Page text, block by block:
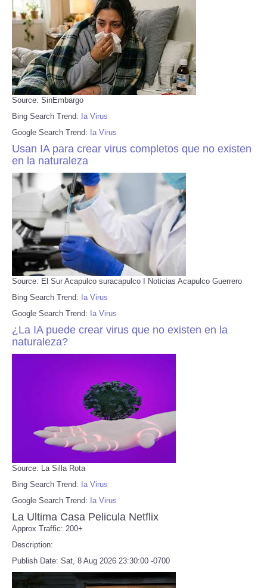
Source: SinEmbargo
Bing Search Trend: Ia Virus
Google Search Trend: Ia Virus
Usan IA para crear virus completos que no existen
en la naturaleza
Source: El Sur Acapulco suracapulco I Noticias Acapulco Guerrero
Bing Search Trend: Ia Virus
Google Search Trend: Ia Virus
¿La IA puede crear virus que no existen en la
naturaleza?
Source: La Silla Rota
Bing Search Trend: Ia Virus
Google Search Trend: Ia Virus
La Ultima Casa Pelicula Netflix
Approx Traffic: 200+
Description:
Publish Date: Sat, 8 Aug 2026 23:30:00 -0700